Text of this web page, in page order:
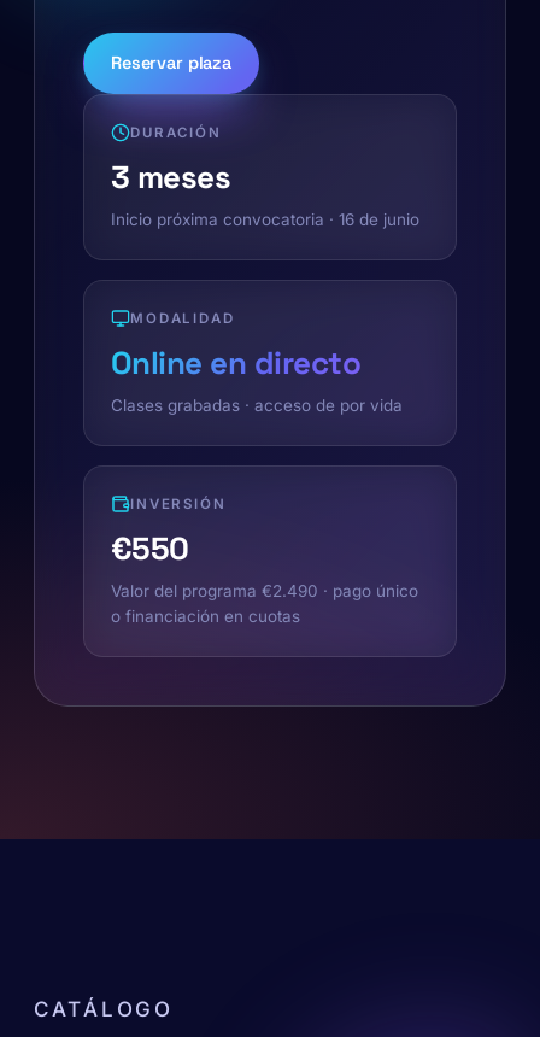
Reservar plaza
DURACIÓN
3 meses
Inicio próxima convocatoria · 16 de junio
MODALIDAD
Online en directo
Clases grabadas · acceso de por vida
INVERSIÓN
€550
Valor del programa €2.490 · pago único
o financiación en cuotas
CATÁLOGO